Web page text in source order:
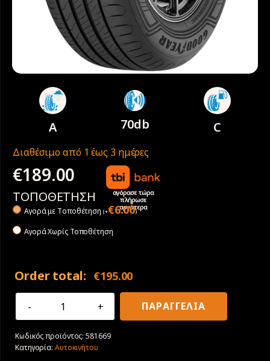
A 70db C
Διαθέσιμο από 1 έως 3 ημέρες
€189.00
αγόρασε τώρα
πλήρωσε
αργότερα
ΤΟΠΟΘΕΤΗΣΗ
Αγορά με Tοποθέτηση (+€6.00)
Αγορά Χωρίς Τοποθέτηση
Order total: €195.00
235/60R16
EfficientGrip
2
ΠΑΡΑΓΓΕΛΙΑ
Κωδικός προϊόντος:581669
Κατηγορία: Αυτοκινήτου